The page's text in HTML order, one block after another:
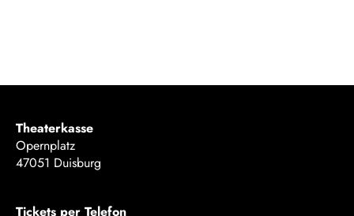
Theaterkasse
Opernplatz
47051 Duisburg
Tickets per Telefon